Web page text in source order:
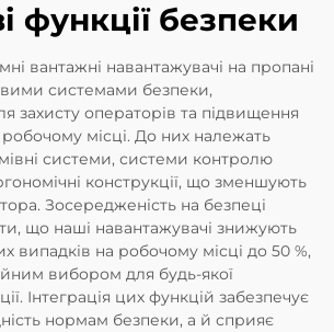
функції безпеки
вантажні навантажувачі на пропані
системами безпеки,
захисту операторів та підвищення
місці. До них належать
системи, системи контролю
конструкції, що зменшують
Зосередженість на безпеці
що наші навантажувачі знижують
випадків на робочому місці до 50 %,
вибором для будь-якої
Інтеграція цих функцій забезпечує
нормам безпеки, а й сприяє